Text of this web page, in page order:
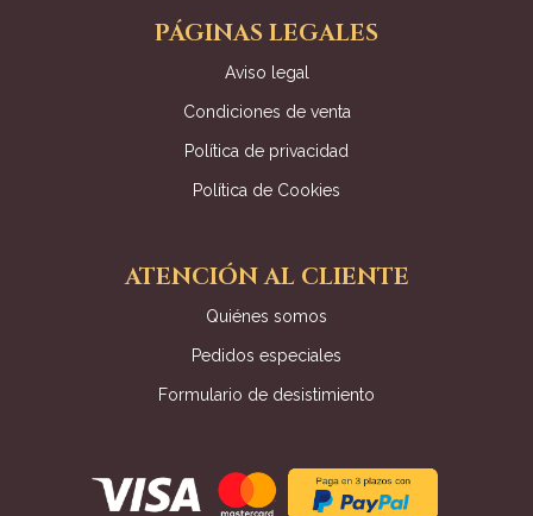
PÁGINAS LEGALES
Aviso legal
Condiciones de venta
Política de privacidad
Política de Cookies
ATENCIÓN AL CLIENTE
Quiénes somos
Pedidos especiales
Formulario de desistimiento